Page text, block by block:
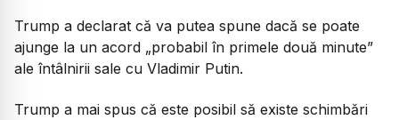
Trump a declarat că va putea spune dacă se poate
ajunge la un acord „probabil în primele două minute”
ale întâlnirii sale cu Vladimir Putin.
Trump a mai spus că este posibil să existe schimbări